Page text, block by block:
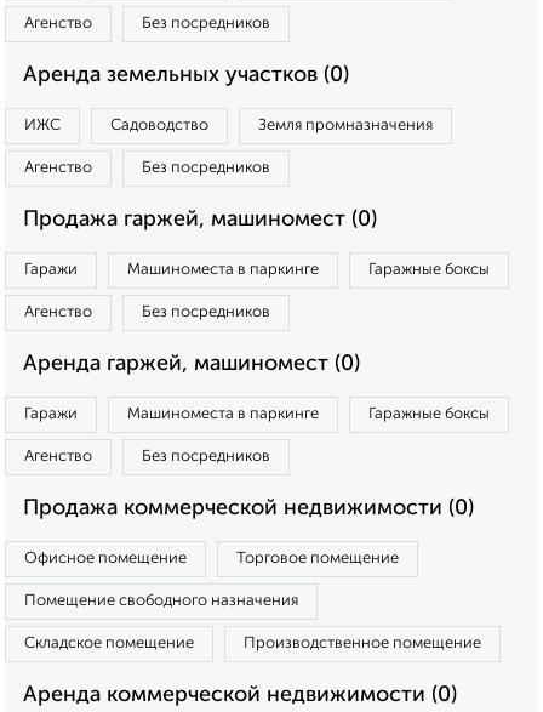
Агенство Без посредников
Аренда земельных участков (0)
ИЖС Садоводство Земля промназначения
Агенство Без посредников
Продажа гаржей, машиномест (0)
Гаражи Машиноместа в паркинге Гаражные боксы
Агенство Без посредников
Аренда гаржей, машиномест (0)
Гаражи Машиноместа в паркинге Гаражные боксы
Агенство Без посредников
Продажа коммерческой недвижимости (0)
Офисное помещение Торговое помещение
Помещение свободного назначения
Складское помещение Производственное помещение
Аренда коммерческой недвижимости (0)